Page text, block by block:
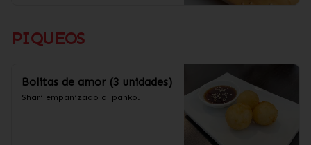
PIQUEOS
Bolitas de amor (3 unidades)
Shari empanizado al panko.